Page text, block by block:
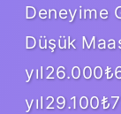
Deneyime
Düşük